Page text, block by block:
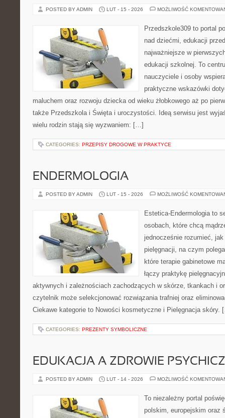
POSTED BY ADMIN LUT - 15 - 2026 MOŻLIWOŚĆ
Przedszkole309 to portal
nad dziećmi, edukacji
najważniejsze w
edukacji szkolnej. To
nauczyciele i osoby
praktyczne wskazówki
maluchem oraz rozwoju dziecka od wieku żłobkowego aż po
także Przedszkola i Święta i uroczystości. Ideą serwisu jest
wielu rodzin stają się wyzwaniem: […]
CATEGORIES: PRZEPISY DROGOWE W PRAKTYCE
ENDERMOLOGIA
POSTED BY ADMIN LUT - 15 - 2026 MOŻLIWOŚĆ
Estetica-Endermologia to
osobach, które chcą
jednocześnie rozumieć, jak
pielęgnacji, na czym
które terapie gabinetowe
łączy praktykę
aktywnych i zależnościach zachodzących w skórze, tkankach i
czytelnik może selekcjonować rozwiązania trafniej oraz
Ciekawe kategorie to Nowości kosmetyczne i Pielęgnacja skóry.
CATEGORIES: PREZENTY SYMBOLICZNE
EDUKACJA A ZDROWIE
POSTED BY ADMIN LUT - 14 - 2026 MOŻLIWOŚĆ
To niezależny portal
polskim, europejskim oraz